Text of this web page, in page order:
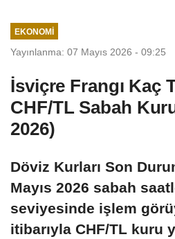
sayıda kişi
yaralandı
EKONOMI
Yayınlanma: 07 Mayıs 2026 - 09:25
İsviçre Frangı Kaç
CHF/TL Sabah
2026)
Döviz Kurları Son
Mayıs 2026 sabah
seviyesinde işlem
itibarıyla CHF/TL kuru